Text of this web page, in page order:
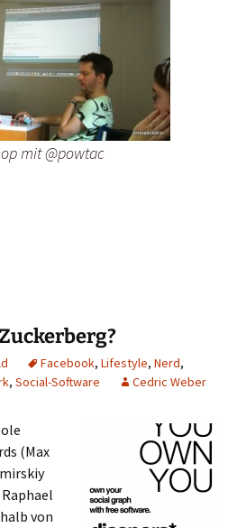
mit @powtac
Facebook, Lifestyle, Nerd,
, Social-Software Cedric Weber
(Max
von